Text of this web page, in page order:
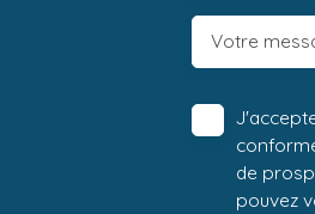
Votre
de
pouvez